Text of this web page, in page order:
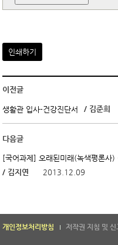
인쇄하기
이전글
생활관 입사-건강진단서 / 김준희
다음글
[국어과제] 오래된미래(녹색평론사)
/ 김지연
2013.12.09
개인정보처리방침 저작권 지침 및 신